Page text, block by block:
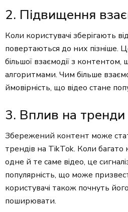
2. Підвищення
Коли користувачі зберігають
повертаються до них пізніше.
більшої взаємодії з
алгоритмами. Чим більше
ймовірність, що відео стане
3. Вплив на тренди
Збережений контент може
трендів на TikTok. Коли багато
одне й те саме відео, це
популярність, що може
користувачі також почнуть
поширювати.